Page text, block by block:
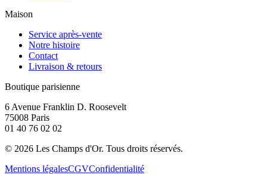
Maison
Service après-vente
Notre histoire
Contact
Livraison & retours
Boutique parisienne
6 Avenue Franklin D. Roosevelt
75008 Paris
01 40 76 02 02
© 2026 Les Champs d'Or. Tous droits réservés.
Mentions légalesCGVConfidentialité